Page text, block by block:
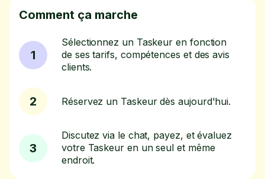
Comment ça marche
1
Sélectionnez un Taskeur en fonction
de ses tarifs, compétences et des avis
clients.
2 Réservez un Taskeur dès aujourd'hui.
3
Discutez via le chat, payez, et évaluez
votre Taskeur en un seul et même
endroit.